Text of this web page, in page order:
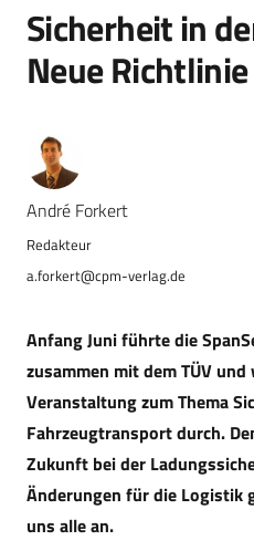
Sicherheit in
Neue
André Forkert
a.forkert@cpm-verlag.de
Anfang Juni führte die
zusammen mit dem TÜV
Veranstaltung zum Thema
Fahrzeugtransport durch.
Zukunft bei der
Änderungen für die Logistik
uns alle an.